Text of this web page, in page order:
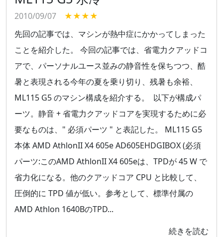
2010/09/07
★★★★
先回の記事では、マシンが熱中症にかかってしまった
ことを紹介した。 今回の記事では、省電力クアッドコ
アで、パーソナルユース並みの静音性を保ちつつ、酷
暑と表現される今年の夏を乗り切り、残暑も余裕、
ML115 G5 のマシン構成を紹介する。 以下が構成パ
ーツ。静音 + 省電力クアッドコアを実現するために必
要なものは、" 必須パーツ " と表記した。 ML115 G5
本体 AMD AthlonII X4 605e AD605EHDGIBOX (必須
パーツ:このAMD AthlonII X4 605eは、TPDが 45 W で
省力化になる。他のクアッドコア CPU と比較して、
圧倒的に TPD 値が低い。参考として、標準付属の
AMD Athlon 1640BのTPD...
続きを読む